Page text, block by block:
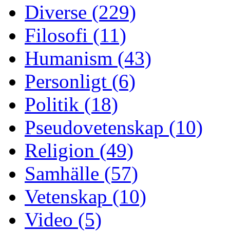
Diverse (229)
Filosofi (11)
Humanism (43)
Personligt (6)
Politik (18)
Pseudovetenskap (10)
Religion (49)
Samhälle (57)
Vetenskap (10)
Video (5)